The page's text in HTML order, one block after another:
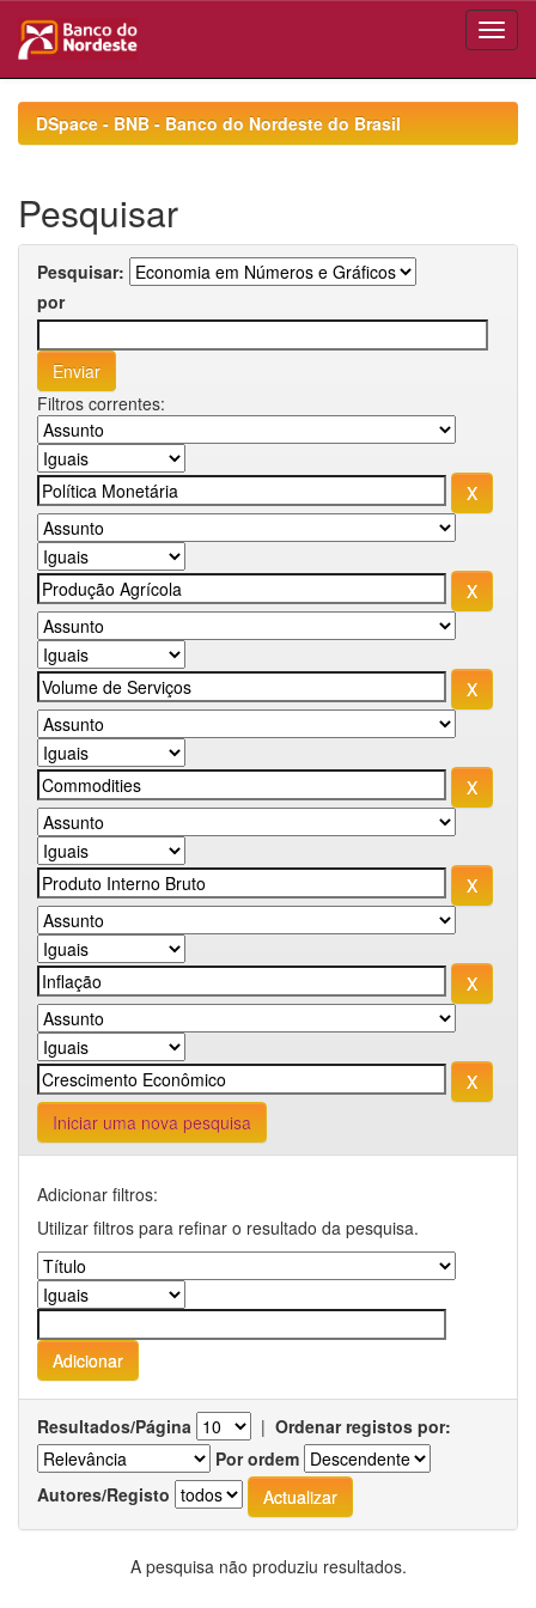
navigationDSpace - BNB - Banco do Nordeste do Brasil
Pesquisar
Pesquisar:
por
Filtros correntes:
Iniciar uma nova pesquisa
Adicionar filtros:
Utilizar filtros para refinar o resultado da pesquisa.
Resultados/Página | Ordenar registos por:
Por ordem
Autores/Registo
A pesquisa não produziu resultados.